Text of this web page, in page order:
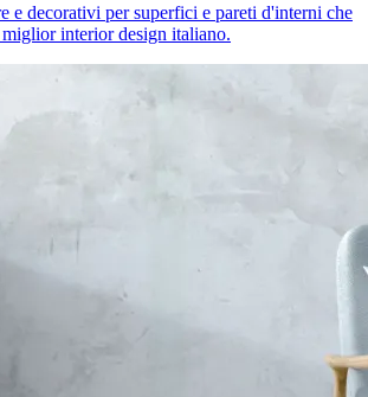
e decorativi per superfici e pareti d'interni che
interior design italiano.